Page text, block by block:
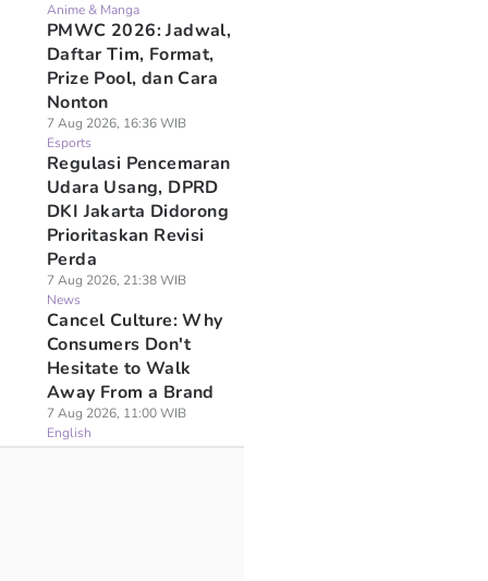
Anime & Manga
PMWC 2026: Jadwal,
Daftar Tim, Format,
Prize Pool, dan Cara
Nonton
7 Aug 2026, 16:36 WIB
Esports
Regulasi Pencemaran
Udara Usang, DPRD
DKI Jakarta Didorong
Prioritaskan Revisi
Perda
7 Aug 2026, 21:38 WIB
News
Cancel Culture: Why
Consumers Don't
Hesitate to Walk
Away From a Brand
7 Aug 2026, 11:00 WIB
English